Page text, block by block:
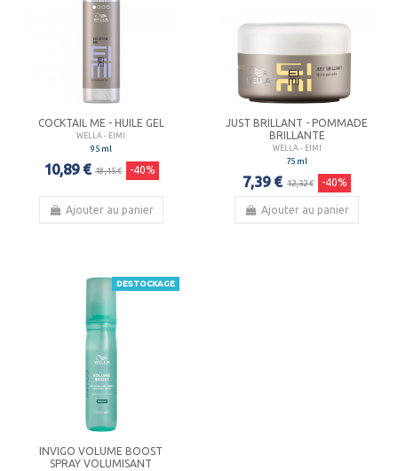
COCKTAIL ME - HUILE GEL
WELLA - EIMI
95 ml
10,89 € 18,15 € -40%
Ajouter au panier
JUST BRILLANT - POMMADE
BRILLANTE
WELLA - EIMI
75 ml
7,39 € 12,32 € -40%
Ajouter au panier
DESTOCKAGE
INVIGO VOLUME BOOST
SPRAY VOLUMISANT